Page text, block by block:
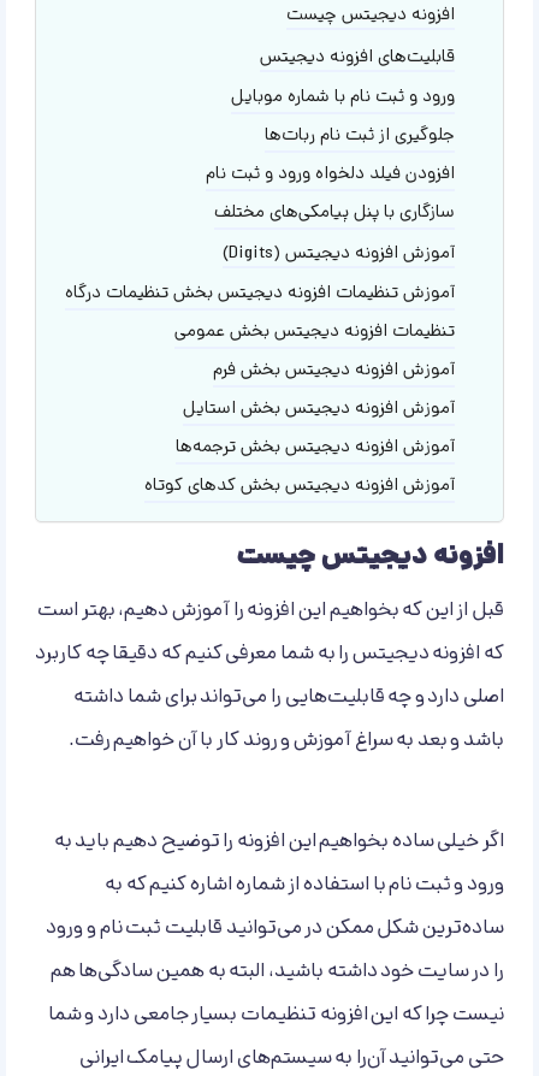
افزونه دیجیتس چیست
قابلیت‌های افزونه دیجیتس
ورود و ثبت نام با شماره موبایل
جلوگیری از ثبت نام ربات‌ها
افزودن فیلد دلخواه ورود و ثبت نام
سازگاری با پنل پیامکی‌های مختلف
آموزش افزونه دیجیتس (Digits)
آموزش تنظیمات افزونه دیجیتس بخش تنظیمات درگاه
تنظیمات افزونه دیجیتس بخش عمومی
آموزش افزونه دیجیتس بخش فرم
آموزش افزونه دیجیتس بخش استایل
آموزش افزونه دیجیتس بخش ترجمه‌ها
آموزش افزونه دیجیتس بخش کد‌های کوتاه
افزونه دیجیتس چیست
قبل از این که بخواهیم این افزونه را آموزش دهیم، بهتر است
که افزونه دیجیتس را به شما معرفی کنیم که دقیقا چه کاربرد
اصلی دارد و چه قابلیت‌هایی را می‌تواند برای شما داشته
باشد و بعد به سراغ آموزش و روند کار با آن خواهیم رفت.
اگر خیلی ساده بخواهیم این افزونه را توضیح دهیم باید به
ورود و ثبت نام با استفاده از شماره اشاره کنیم که به
ساده‌ترین شکل ممکن در می‌توانید قابلیت ثبت نام و ورود
را در سایت خود داشته باشید، البته به همین سادگی‌ها هم
نیست چرا که این افزونه تنظیمات بسیار جامعی دارد و شما
حتی می‌توانید آن‌را به سیستم‌های ارسال پیامک ایرانی